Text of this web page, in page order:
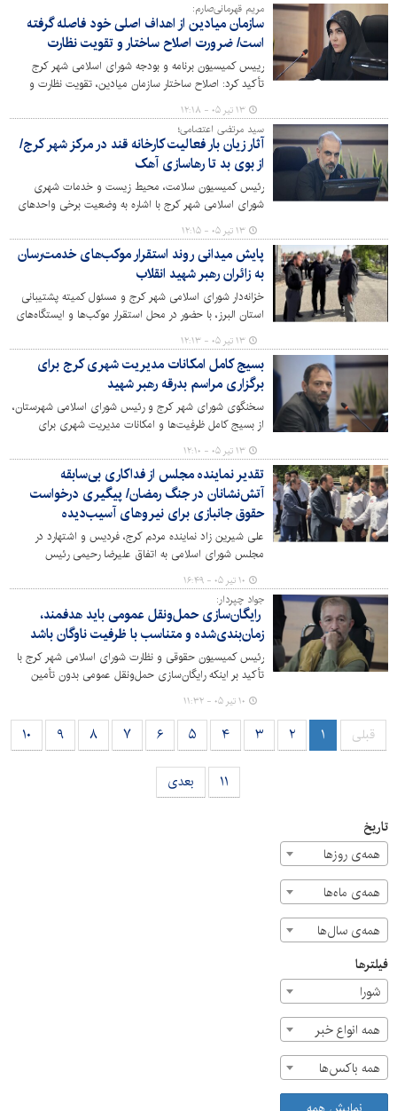
مریم قهرمانی‌صارم:
سازمان میادین از اهداف اصلی خود فاصله گرفته
است/ ضرورت اصلاح ساختار و تقویت نظارت
رییس کمیسیون برنامه و بودجه شورای اسلامی شهر کرج
تأکید کرد: اصلاح ساختار سازمان میادین، تقویت نظارت و
ارتقای کیفیت خدمات، ضرورتی اجتناب‌ناپذیر برای تأمین
رضایت شهروندان است.
۱۳ تیر ۰۵ - ۱۲:۱۸
سید مرتضی اعتصامی؛
آثار زیان بار فعالیت کارخانه قند در مرکز شهر کرج/
از بوی بد تا رهاسازی آهک
رئیس کمیسیون سلامت، محیط زیست و خدمات شهری
شورای اسلامی شهر کرج با اشاره به وضعیت برخی واحدهای
صنعتی مستقر در داخل شهر گفت: تعدادی از صنایع بزرگ و
قدیمی کرج با وجود ابلاغ‌های قانونی همچنان در محدوده
شهری فعال هستند و این موضوع می‌تواند به یک چالش
جدی زیست‌محیطی تبدیل شود.
۱۳ تیر ۰۵ - ۱۲:۱۵
پایش میدانی روند استقرار موکب‌های خدمت‌رسان
به زائران رهبر شهید انقلاب
خزانه‌دار شورای اسلامی شهر کرج و مسئول کمیته پشتیبانی
استان البرز، با حضور در محل استقرار موکب‌ها و ایستگاه‌های
صلواتی، از روند آماده‌سازی و تجهیز این مراکز برای
خدمت‌رسانی به زائران رهبر شهید انقلاب بازدید کرد.
۱۳ تیر ۰۵ - ۱۲:۱۳
بسیج کامل امکانات مدیریت شهری کرج برای
برگزاری مراسم بدرقه رهبر شهید
سخنگوی شورای شهر کرج و رئیس شورای اسلامی شهرستان،
از بسیج کامل ظرفیت‌ها و امکانات مدیریت شهری برای
برگزاری مراسم بدرقه رهبر شهید انقلاب اسلامی خبر داد و با
دعوت از خانواده بزرگ مدیریت شهری و اقشار مختلف مردم
برای حضور در این آیین، بر آمادگی کامل کرج برای میزبانی از
شرکت‌کنندگان تأکید کرد.
۱۳ تیر ۰۵ - ۱۲:۱۰
تقدیر نماینده مجلس از فداکاری بی‌سابقه
آتش‌نشانان در جنگ رمضان/ پیگیری درخواست
حقوق جانبازی برای نیروهای آسیب‌دیده
علی شیرین زاد نماینده مردم کرج، فردیس و اشتهارد در
مجلس شورای اسلامی به اتفاق علیرضا رحیمی رئیس
کمیسیون عمران و حمل و نقل شورای اسلامی شهر کرج و
افراسیاب شجاعی قائم مقام شهردار کرج، ضمن بازدید از
سازمان آتش‌نشانی و خدمات ایمنی، از زحمات و فداکاری‌های
نیروهای جان بر کف خدوم آتش نشانی در جنگ ۱۲ روزه و
رمضان تقدیر کرد.
۱۰ تیر ۰۵ - ۱۶:۴۹
جواد چپردار:
رایگان‌سازی حمل‌ونقل عمومی باید هدفمند،
زمان‌بندی‌شده و متناسب با ظرفیت ناوگان باشد
رئیس کمیسیون حقوقی و نظارت شورای اسلامی شهر کرج با
تأکید بر اینکه رایگان‌سازی حمل‌ونقل عمومی بدون تأمین
زیرساخت‌های لازم اثربخش نخواهد بود، گفت: پیش از تشویق
شهروندان به استفاده از ناوگان عمومی، باید کمبود اتوبوس و
راننده برطرف شود و در صورت اجرای این سیاست، لازم است
جامعه هدف، مدت اجرا و اهداف آن به‌صورت شفاف مشخص
۱۰ تیر ۰۵ - ۱۱:۳۲
قبلی ۱ ۲ ۳ ۴ ۵ ۶ ۷ ۸ ۹ ۱۰
۱۱ بعدی
تاریخ
همه‌ی روزها
همه‌ی ماه‌ها
همه‌ی سال‌ها
فیلترها
شورا
همه انواع خبر
همه باکس‌ها